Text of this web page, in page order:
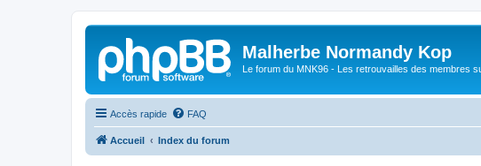
Malherbe Normandy Kop
Le forum du MNK96 - Les retrouvailles des membres
Accès rapide FAQ
Accueil Index du forum